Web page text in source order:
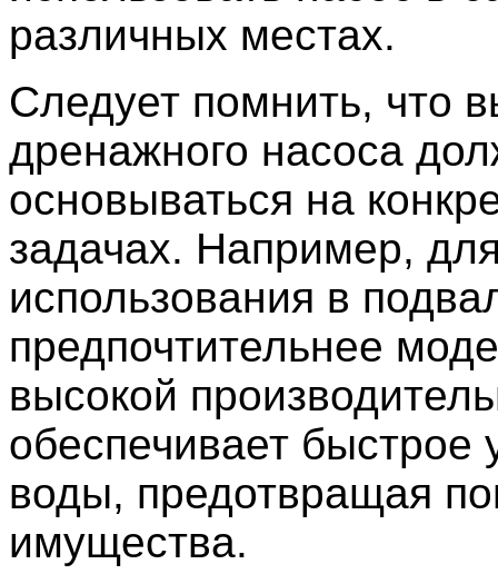
различных местах.
Следует помнить, что
дренажного насоса
основываться на
задачах. Например,
использования в
предпочтительнее
высокой
обеспечивает быстрое
воды, предотвращая
имущества.